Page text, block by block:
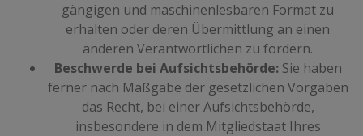
gängigen und maschinenlesbaren Format zu
erhalten oder deren Übermittlung an einen
anderen Verantwortlichen zu fordern.
Beschwerde bei Aufsichtsbehörde:Sie haben
ferner nach Maßgabe der gesetzlichen Vorgaben
das Recht, bei einer Aufsichtsbehörde,
insbesondere in dem Mitgliedstaat Ihres